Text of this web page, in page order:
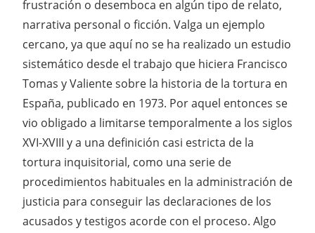
frustración o desemboca en algún tipo de relato,
narrativa personal o ficción. Valga un ejemplo
cercano, ya que aquí no se ha realizado un estudio
sistemático desde el trabajo que hiciera Francisco
Tomas y Valiente sobre la historia de la tortura en
España, publicado en 1973. Por aquel entonces se
vio obligado a limitarse temporalmente a los siglos
XVI-XVIII y a una definición casi estricta de la
tortura inquisitorial, como una serie de
procedimientos habituales en la administración de
justicia para conseguir las declaraciones de los
acusados y testigos acorde con el proceso. Algo